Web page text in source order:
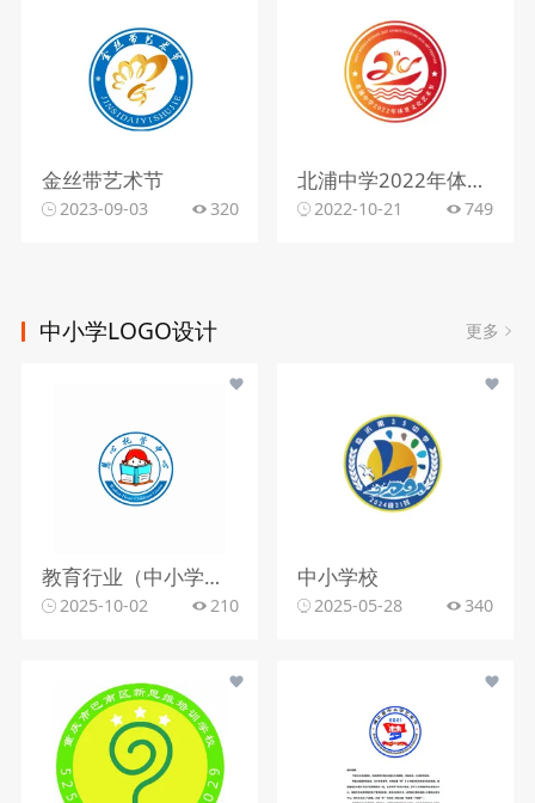
金丝带艺术节
2023-09-03 320
北浦中学2022年体育文化艺术节
2022-10-21 749
中小学LOGO设计 更多
教育行业（中小学教育）
2025-10-02 210
中小学校
2025-05-28 340